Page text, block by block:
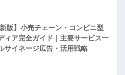
新版】小売チェーン・コンビニ型
ィア完全ガイド｜主要サービス一
サイネージ広告・活用戦略